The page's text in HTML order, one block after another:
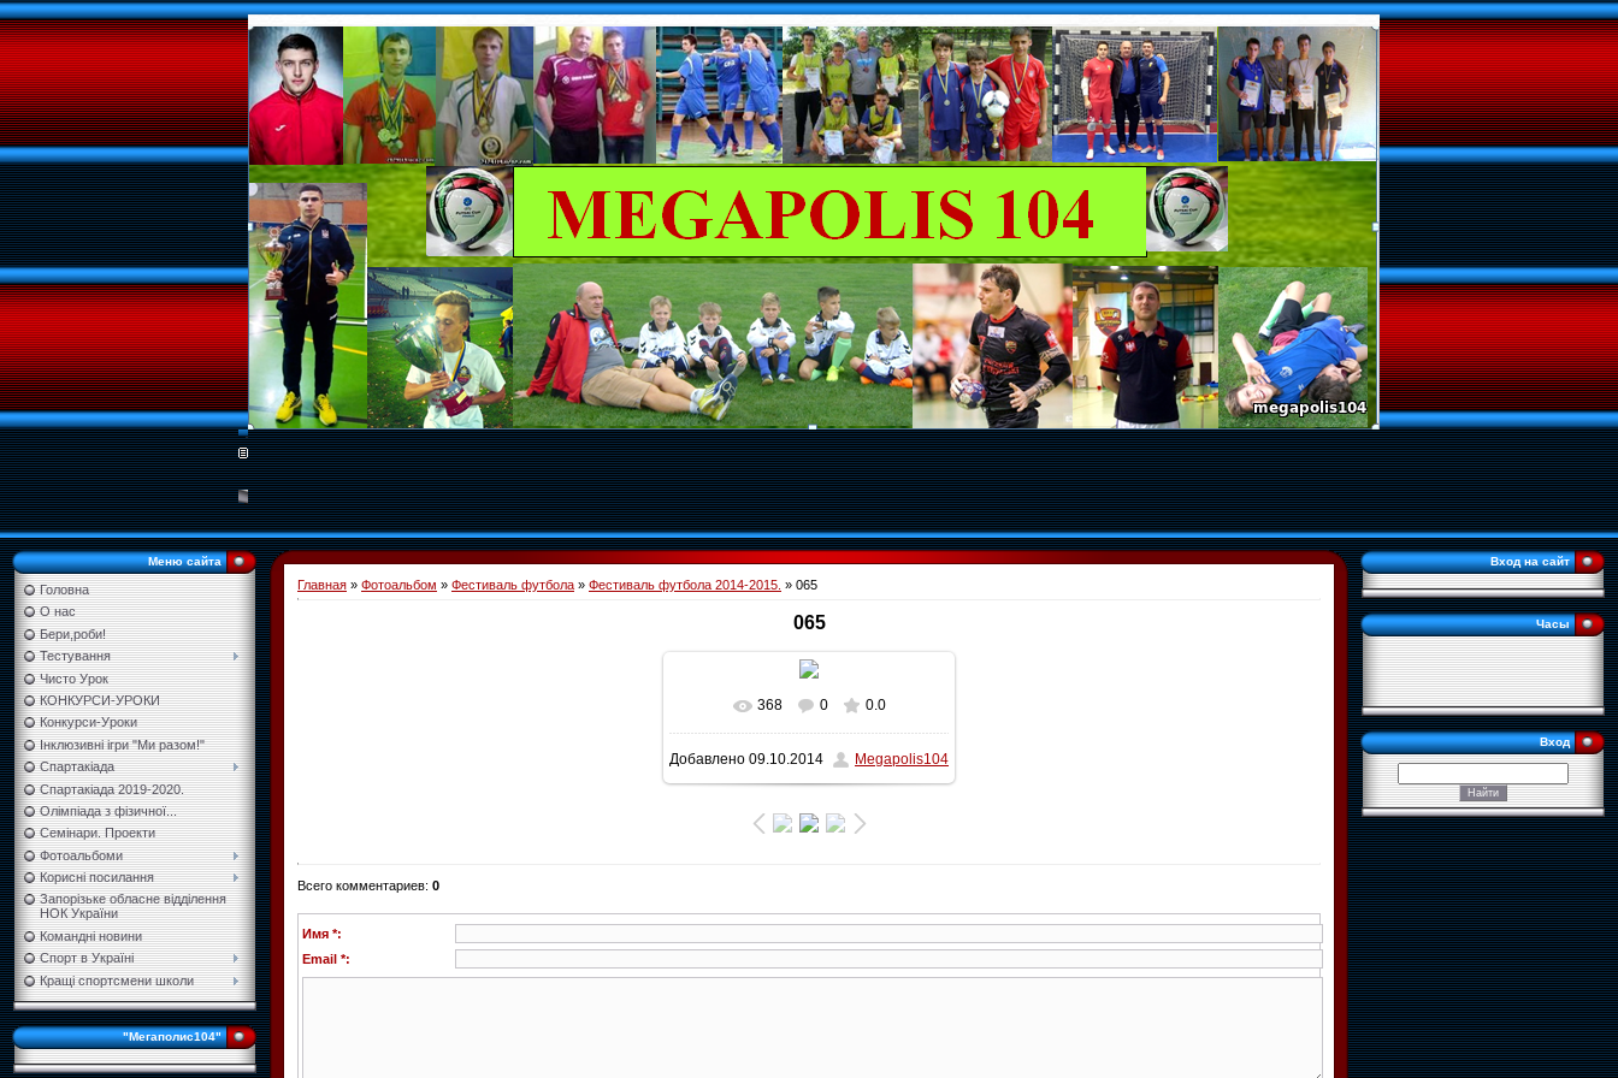
Меню сайта
Головна
О нас
Бери,роби!
Тестування
Чисто Урок
КОНКУРСИ-УРОКИ
Конкурси-Уроки
Інклюзивні ігри "Ми разом!"
Спартакіада
Спартакіада 2019-2020.
Олімпіада з фізичної...
Семінари. Проекти
Фотоальбоми
Корисні посилання
Запорізьке обласне відділення
НОК України
Командні новини
Спорт в Україні
Кращі спортсмени школи
"Мегаполис104"
Главная » Фотоальбом » Фестиваль футбола » Фестиваль футбола 2014-2015. » 065
065
В реальном размере 1600x1200
319.6Kb
368 0 0.0
Добавлено 09.10.2014 Megapolis104
Всего комментариев: 0
Имя *:
Email *:
Вход на сайт
Часы
Вход